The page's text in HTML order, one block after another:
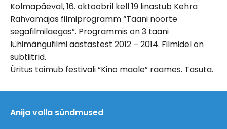
Kolmapäeval, 16. oktoobril kell 19 linastub Kehra
Rahvamajas filmiprogramm “Taani noorte
segafilmilaegas”. Programmis on 3 taani
lühimängufilmi aastastest 2012 – 2014. Filmidel on
subtiitrid.
Üritus toimub festivali “Kino maale” raames. Tasuta.
Anija valla sündmused